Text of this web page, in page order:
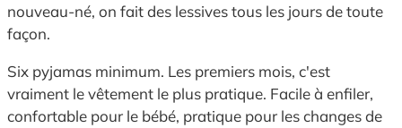
nouveau-né, on fait des lessives tous les jours de toute
façon.
Six pyjamas minimum. Les premiers mois, c'est
vraiment le vêtement le plus pratique. Facile à enfiler,
confortable pour le bébé, pratique pour les changes de